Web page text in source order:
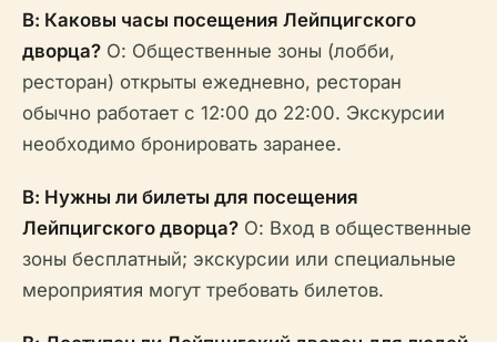
В: Каковы часы посещения Лейпцигского
дворца? О: Общественные зоны (лобби,
ресторан) открыты ежедневно, ресторан
обычно работает с 12:00 до 22:00. Экскурсии
необходимо бронировать заранее.
В: Нужны ли билеты для посещения
Лейпцигского дворца? О: Вход в общественные
зоны бесплатный; экскурсии или специальные
мероприятия могут требовать билетов.